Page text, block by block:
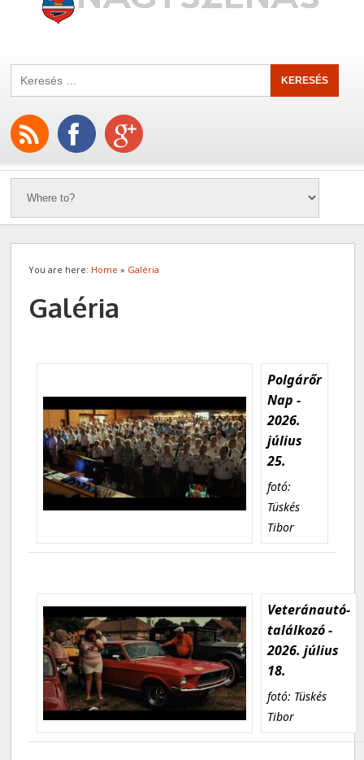
You are here: Home » Galéria
Galéria
Polgárőr
Nap -
2026.
július
25.
fotó:
Tüskés
Tibor
Veteránautó-
találkozó -
2026. július
18.
fotó: Tüskés
Tibor